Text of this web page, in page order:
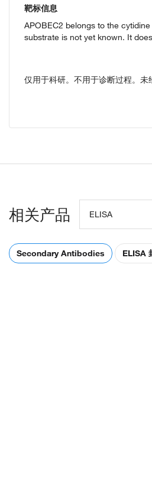
靶标信息
APOBEC2 belongs to the
substrate is not yet known. It
仅用于科研。不用于诊断过程。未
相关产品 ELISA
Secondary Antibodies ELISA